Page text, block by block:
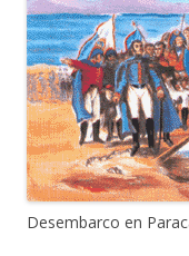
Desembarco en